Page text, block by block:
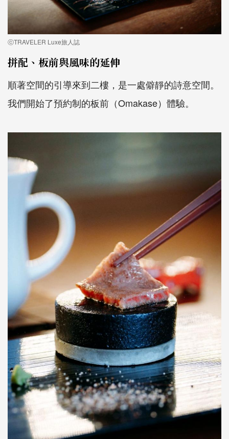
ⓒTRAVELER Luxe旅人誌
拼配、板前與風味的延伸
順著空間的引導來到二樓，是一處僻靜的詩意空間。
我們開始了預約制的板前（Omakase）體驗。